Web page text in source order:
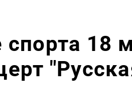
18